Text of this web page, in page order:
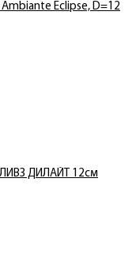
Eclipse, D=12
ДИЛАЙТ 12см